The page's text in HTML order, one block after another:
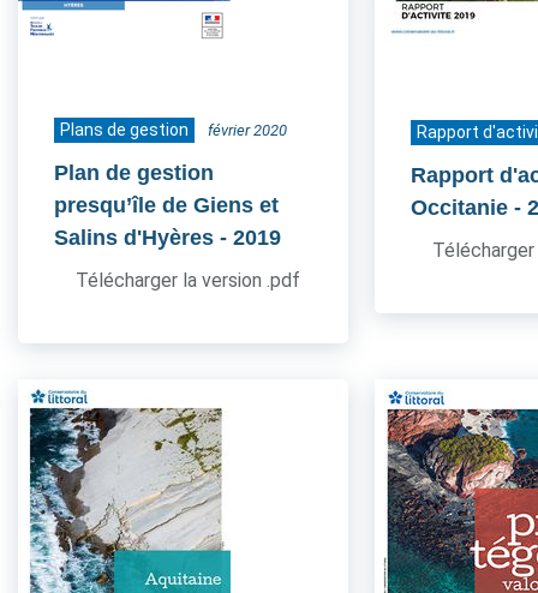
Plans de gestion février 2020
Plan de gestion
presqu’île de Giens et
Salins d'Hyères - 2019
Télécharger la version .pdf
Rapport
Rapport
Occitanie -